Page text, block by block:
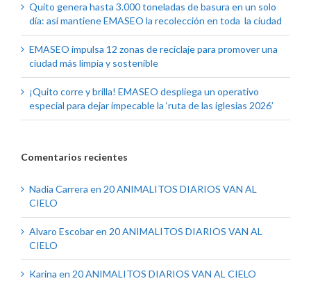
Quito genera hasta 3.000 toneladas de basura en un solo
día: así mantiene EMASEO la recolección en toda la ciudad
EMASEO impulsa 12 zonas de reciclaje para promover una
ciudad más limpia y sostenible
¡Quito corre y brilla! EMASEO despliega un operativo
especial para dejar impecable la ‘ruta de las iglesias 2026’
Comentarios recientes
Nadia Carrera en 20 ANIMALITOS DIARIOS VAN AL
CIELO
Alvaro Escobaren 20 ANIMALITOS DIARIOS VAN AL
CIELO
Karina en 20 ANIMALITOS DIARIOS VAN AL CIELO